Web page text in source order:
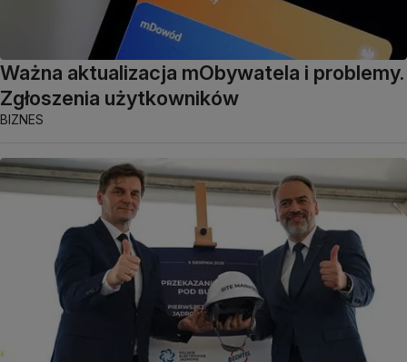
Ważna aktualizacja mObywatela i problemy.
Zgłoszenia użytkowników
BIZNES